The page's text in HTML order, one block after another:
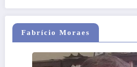
Fabrício Moraes